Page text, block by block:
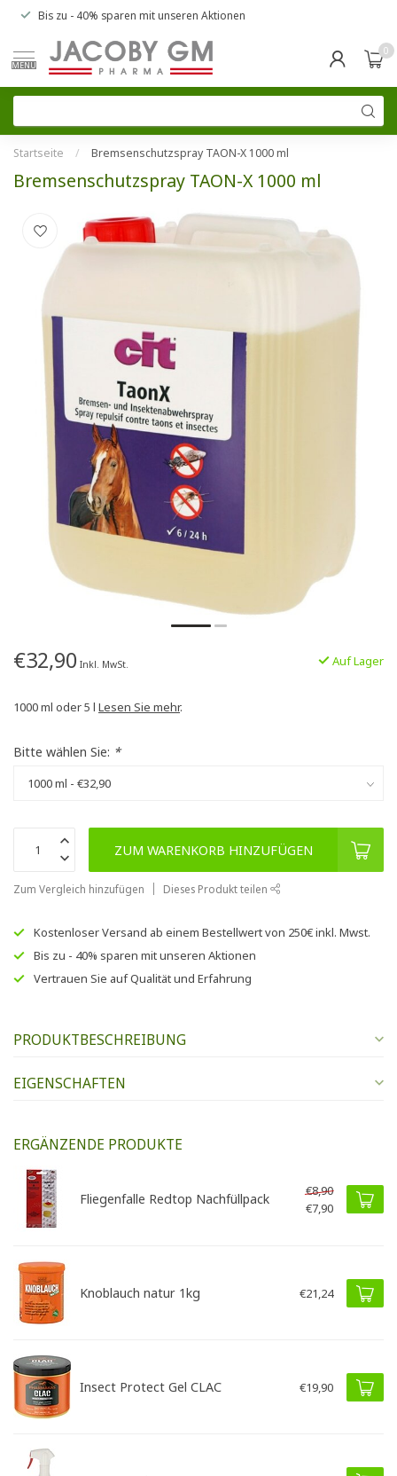
Bis zu - 40% sparen mit unseren Aktionen
MENU
0
Startseite / Bremsenschutzspray TAON-X 1000 ml
Bremsenschutzspray TAON-X 1000 ml
€32,90 Inkl. MwSt. Auf Lager
1000 ml oder 5 l Lesen Sie mehr.
Bitte wählen Sie: *
ZUM WARENKORB HINZUFÜGEN
Zum Vergleich hinzufügen Dieses Produkt teilen
Kostenloser Versand ab einem Bestellwert von 250€inkl. Mwst.
Bis zu - 40% sparen mit unseren Aktionen
Vertrauen Sie aufQualität und Erfahrung
PRODUKTBESCHREIBUNG
EIGENSCHAFTEN
ERGÄNZENDE PRODUKTE
Fliegenfalle Redtop Nachfüllpack
€8,90
€7,90
Knoblauch natur 1kg €21,24
Insect Protect Gel CLAC €19,90